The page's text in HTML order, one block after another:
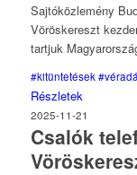
Sajtóközlemény
Vöröskereszt
tartjuk
#kitüntetések
Részletek
2025-11-21
Csalók